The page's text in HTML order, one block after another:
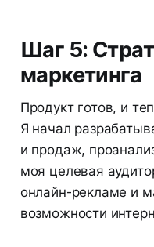
Шаг 5:
маркетинга
Продукт готов, и
Я начал
и продаж,
моя целевая
онлайн-рекламе и
возможности